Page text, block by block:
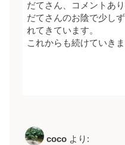
だてさん、コメントあ
だてさんのお陰で少し
れてきています。
これからも続けていき
coco より: